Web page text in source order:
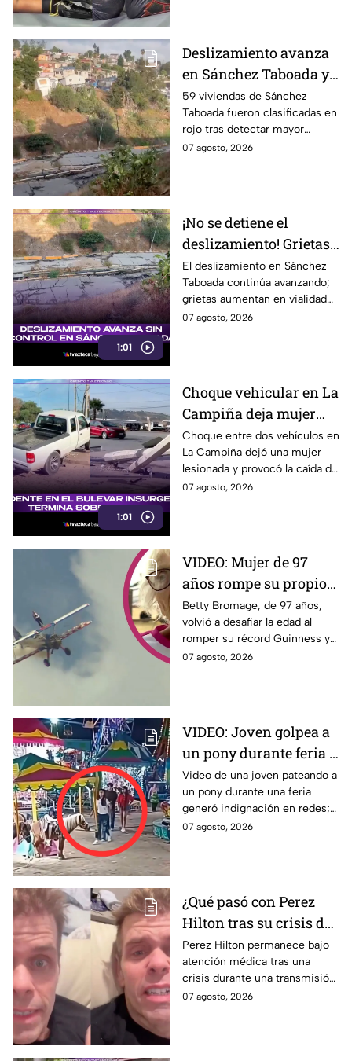
Deslizamiento avanza
en Sánchez Taboada y
pone en riesgo a 59
viviendas; familias se
niegan a abandonar
sus hogares ⚠️
59 viviendas de Sánchez
Taboada fueron clasificadas en
rojo tras detectar mayor
avance de grietas y riesgo por
07 agosto, 2026
1:01
¡No se detiene el
deslizamiento! Grietas
en Sánchez Taboada
avanzan y aumentan
riesgo para viviendas
El deslizamiento en Sánchez
Taboada continúa avanzando;
grietas aumentan en vialidad
Erídano y elevan riesgo para
07 agosto, 2026
1:01
Choque vehicular en La
Campiña deja mujer
lesionada y derriba
postes hoy 7 de agosto
Choque entre dos vehículos en
La Campiña dejó una mujer
lesionada y provocó la caída de
postes hoy junto al bulevar
07 agosto, 2026
VIDEO: Mujer de 97
años rompe su propio
Récord Guinness al
caminar sobre ala de
avión en vuelo;
acababa de sufrir un
Betty Bromage, de 97 años,
volvió a desafiar la edad al
romper su récord Guinness y
recaudar fondos para un
07 agosto, 2026
VIDEO: Joven golpea a
un pony durante feria y
se ríe; usuarios exigen
castigo por maltrato
animal
Video de una joven pateando a
un pony durante una feria
generó indignación en redes;
usuarios piden investigar el
07 agosto, 2026
¿Qué pasó con Perez
Hilton tras su crisis de
salud en vivo? Su
familia revela nuevos
detalles sobre su
recuperación | VIDEO
Perez Hilton permanece bajo
atención médica tras una
crisis durante una transmisión
en vivo; su familia informó
07 agosto, 2026